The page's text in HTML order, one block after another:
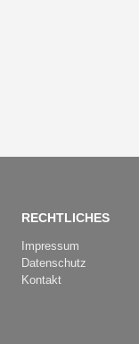
RECHTLICHES
Impressum
Datenschutz
Kontakt